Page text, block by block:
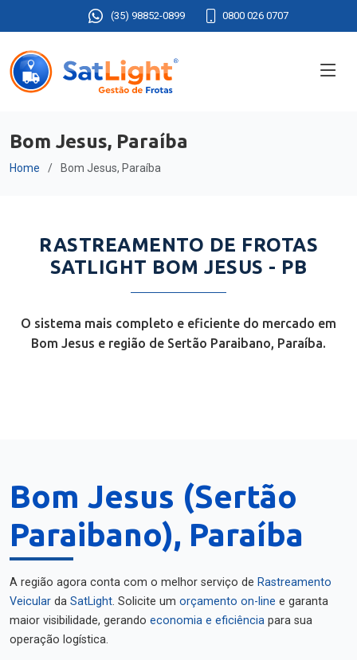
(35) 98852-0899 0800 026 0707
Bom Jesus, Paraíba
Home Bom Jesus, Paraíba
RASTREAMENTO DE FROTAS
SATLIGHT BOM JESUS - PB
O sistema mais completo e eficiente do mercado em
Bom Jesus e região de Sertão Paraibano, Paraíba.
Bom Jesus (Sertão
Paraibano), Paraíba
A região agora conta com o melhor serviço de Rastreamento
Veicular da SatLight. Solicite um orçamento on-line e garanta
maior visibilidade, gerando economia e eficiência para sua
operação logística.